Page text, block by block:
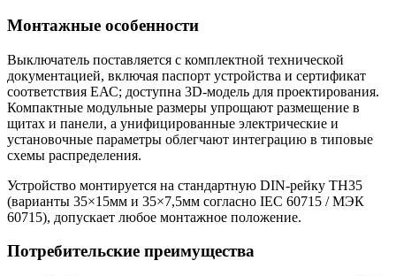
Монтажные особенности
Выключатель поставляется с комплектной технической
документацией, включая паспорт устройства и сертификат
соответствия ЕАС; доступна 3D‑модель для проектирования.
Компактные модульные размеры упрощают размещение в
щитах и панели, а унифицированные электрические и
установочные параметры облегчают интеграцию в типовые
схемы распределения.
Устройство монтируется на стандартную DIN-рейку ТН35
(варианты 35×15мм и 35×7,5мм согласно IEC 60715 / МЭК
60715), допускает любое монтажное положение.
Потребительские преимущества